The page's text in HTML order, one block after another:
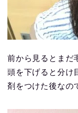
前から見るとまだ
頭を下げると分け
剤をつけた後なの